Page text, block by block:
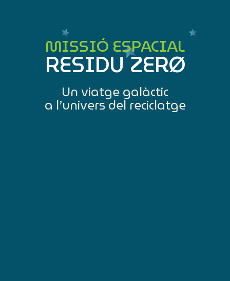
MISSIÓ ESPACIAL
RESIDU ZERØ
Un viatge galàctic
a l’univers del reciclatge